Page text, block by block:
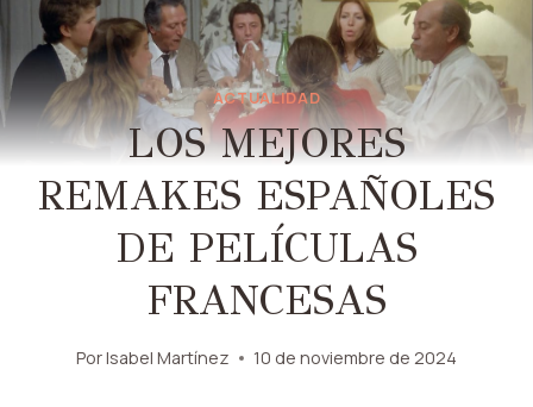
ACTUALIDAD
LOS MEJORES
REMAKES ESPAÑOLES
DE PELÍCULAS
FRANCESAS
PorIsabel Martínez 10 de noviembre de 2024